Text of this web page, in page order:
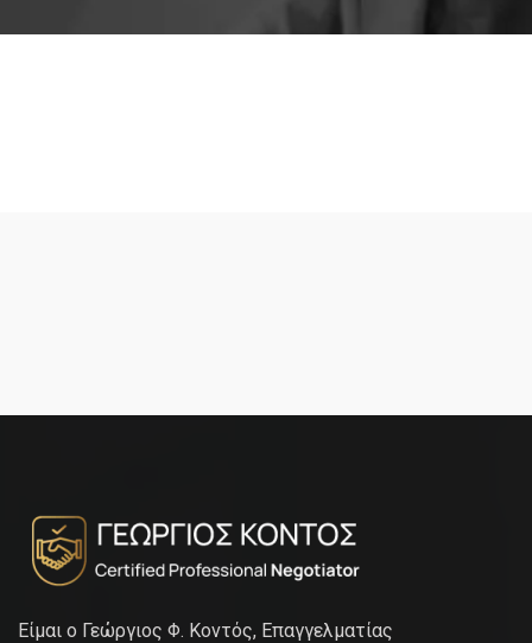
Είμαι ο Γεώργιος Φ. Κοντός, Επαγγελματίας